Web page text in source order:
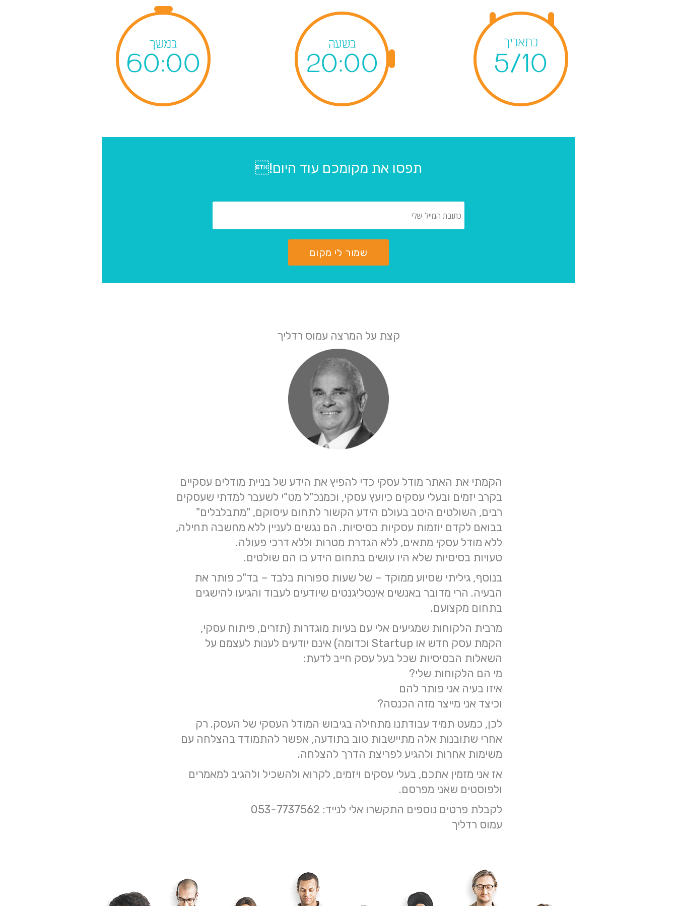
תפסו את מקומכם עוד היום!
קצת על המרצה עמוס רדליך
הקמתי את האתר מודל עסקי כדי להפיץ את הידע של בניית מודלים עסקיים
בקרב יזמים ובעלי עסקים כיועץ עסקי, וכמנכ"ל מט"י לשעבר למדתי שעסקים
רבים, השולטים היטב בעולם הידע הקשור לתחום עיסוקם, "מתבלבלים"
בבואם לקדם יוזמות עסקיות בסיסיות. הם נגשים לעניין ללא מחשבה תחילה,
ללא מודל עסקי מתאים, ללא הגדרת מטרות וללא דרכי פעולה.
טעויות בסיסיות שלא היו עושים בתחום הידע בו הם שולטים.
בנוסף, גיליתי שסיוע ממוקד – של שעות ספורות בלבד – בד"כ פותר את
הבעיה. הרי מדובר באנשים אינטליגנטים שיודעים לעבוד והגיעו להישגים
בתחום מקצועם.
מרבית הלקוחות שמגיעים אלי עם בעיות מוגדרות (תזרים, פיתוח עסקי,
הקמת עסק חדש או Startup וכדומה) אינם יודעים לענות לעצמם על
השאלות הבסיסיות שכל בעל עסק חייב לדעת:
מי הם הלקוחות שלי?
איזו בעיה אני פותר להם
וכיצד אני מייצר מזה הכנסה?
לכן, כמעט תמיד עבודתנו מתחילה בגיבוש המודל העסקי של העסק. רק
אחרי שתובנות אלה מתיישבות טוב בתודעה, אפשר להתמודד בהצלחה עם
משימות אחרות ולהגיע לפריצת הדרך להצלחה.
אז אני מזמין אתכם, בעלי עסקים ויזמים, לקרוא ולהשכיל ולהגיב למאמרים
ולפוסטים שאני מפרסם.
לקבלת פרטים נוספים התקשרו אלי לנייד: 053-7737562
עמוס רדליך